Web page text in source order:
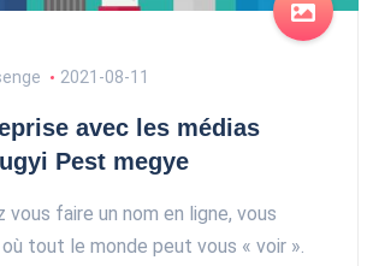
2021-08-11
avec les médias
Pest megye
vous faire un nom en ligne, vous
tout le monde peut vous « voir ».